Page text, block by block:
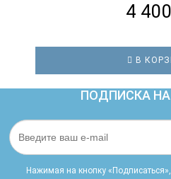
4
В
ПОДПИСКА
Нажимая на кнопку